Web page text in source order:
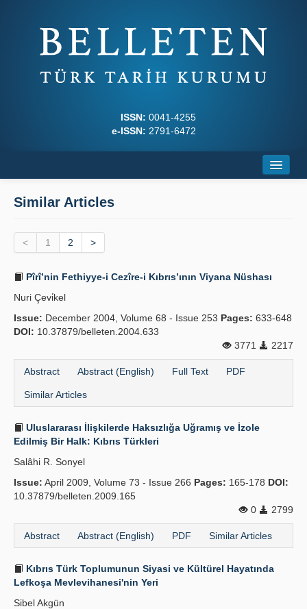
ISSN: 0041-4255
e-ISSN: 2791-6472
Journal Boards
Principles
Publication Policies
Similar Articles
< 1 2 >
Pîrî’nin Fethiyye-i Cezîre-i Kıbrıs’ının Viyana Nüshası
Nuri Çevi̇kel
Issue: December 2004, Volume 68 - Issue 253 Pages: 633-648
DOI: 10.37879/belleten.2004.633
3771
2217
Abstract Abstract (English) Full Text PDF
Similar Articles
Uluslararası İlişkilerde Haksızlığa Uğramış ve İzole
Edilmiş Bir Halk: Kıbrıs Türkleri
Salâhi R. Sonyel
Issue: April 2009, Volume 73 - Issue 266 Pages: 165-178 DOI:
10.37879/belleten.2009.165
0
2799
Abstract Abstract (English) PDF Similar Articles
Kıbrıs Türk Toplumunun Siyasi ve Kültürel Hayatında
Lefkoşa Mevlevihanesi'nin Yeri
Sibel Akgün